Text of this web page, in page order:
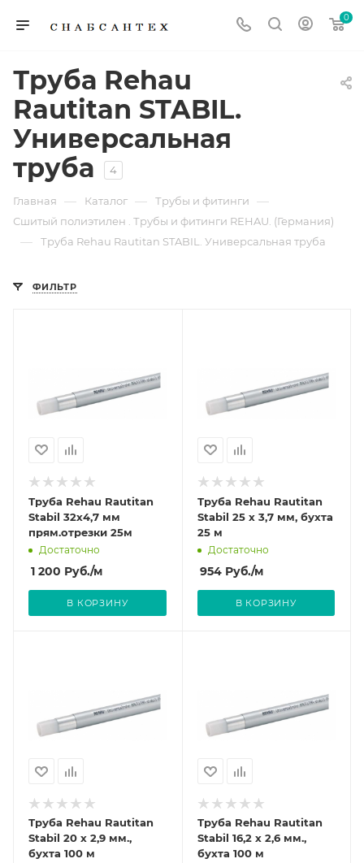
0
Труба Rehau
Rautitan STABIL.
Универсальная
труба
4
Главная — Каталог — Трубы и фитинги —
Сшитый полиэтилен . Трубы и фитинги REHAU. (Германия)
— Труба Rehau Rautitan STABIL. Универсальная труба
ФИЛЬТР
Труба Rehau Rautitan
Stabil 32х4,7 мм
прям.отрезки 25м
Достаточно
1 200 Руб./м
В КОРЗИНУ
Труба Rehau Rautitan
Stabil 25 х 3,7 мм, бухта
25 м
Достаточно
954Руб./м
В КОРЗИНУ
Труба Rehau Rautitan
Stabil 20 х 2,9 мм.,
бухта 100 м
Труба Rehau Rautitan
Stabil 16,2 х 2,6 мм.,
бухта 100 м